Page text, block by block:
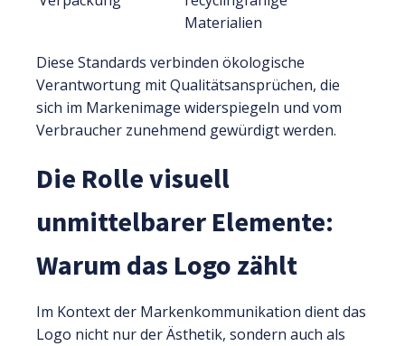
Materialien
Diese Standards verbinden ökologische
Verantwortung mit Qualitätsansprüchen, die
sich im Markenimage widerspiegeln und vom
Verbraucher zunehmend gewürdigt werden.
Die Rolle visuell
unmittelbarer Elemente:
Warum das Logo zählt
Im Kontext der Markenkommunikation dient das
Logo nicht nur der Ästhetik, sondern auch als